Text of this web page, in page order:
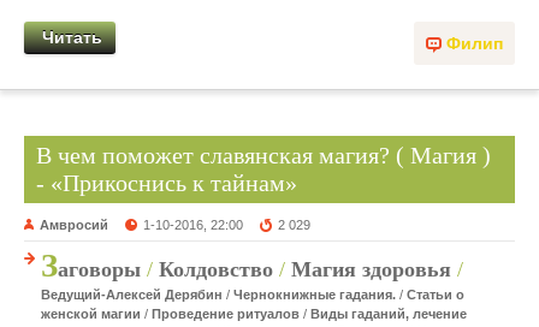
Филип
Читать
В чем поможет славянская магия? ( Магия )
- «Прикоснись к тайнам»
Амвросий 1-10-2016, 22:00 2 029
Заговоры / Колдовство / Магия здоровья /
Ведущий-Алексей Дерябин / Чернокнижные гадания. / Статьи о
женской магии / Проведение ритуалов / Виды гаданий, лечение